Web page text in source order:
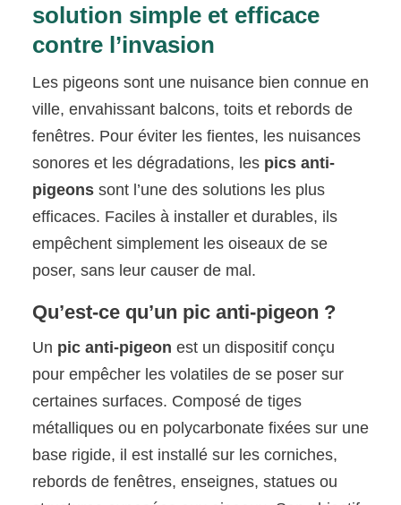
solution simple et efficace
contre l’invasion
Les pigeons sont une nuisance bien connue en
ville, envahissant balcons, toits et rebords de
fenêtres. Pour éviter les fientes, les nuisances
sonores et les dégradations, les pics anti-
pigeonssont l’une des solutions les plus
efficaces. Faciles à installer et durables, ils
empêchent simplement les oiseaux de se
poser, sans leur causer de mal.
Qu’est-ce qu’un pic anti-pigeon ?
Un pic anti-pigeon est un dispositif conçu
pour empêcher les volatiles de se poser sur
certaines surfaces. Composé de tiges
métalliques ou en polycarbonate fixées sur une
base rigide, il est installé sur les corniches,
rebords de fenêtres, enseignes, statues ou